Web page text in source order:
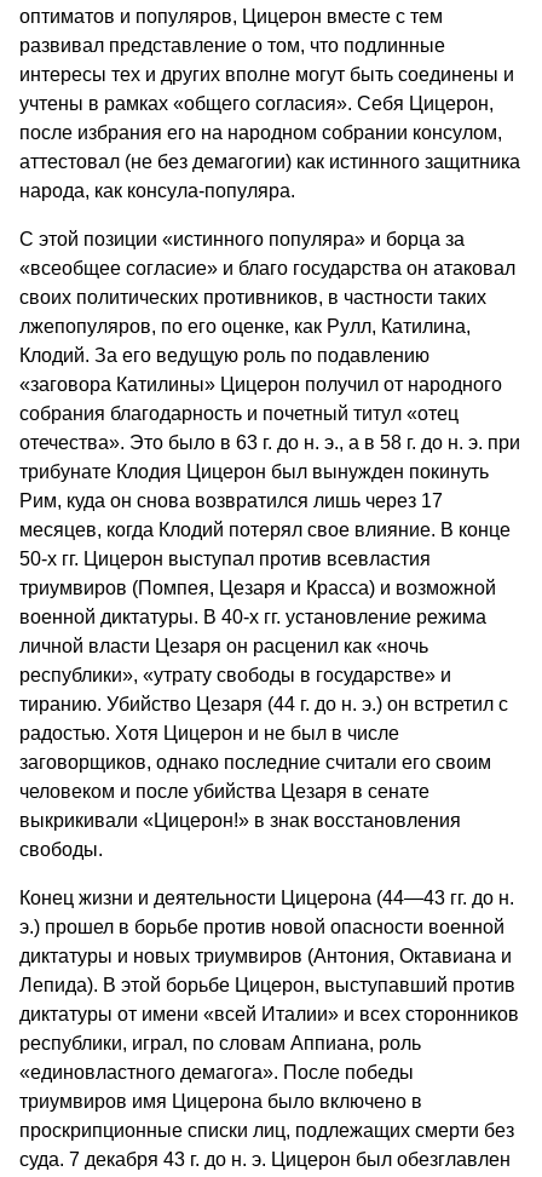
оптиматов и популяров, Цицерон вместе с тем
развивал представление о том, что подлинные
интересы тех и других вполне могут быть соединены и
учтены в рамках «общего согласия». Себя Цицерон,
после избрания его на народном собрании консулом,
аттестовал (не без демагогии) как истинного защитника
народа, как консула-популяра.
С этой позиции «истинного популяра» и борца за
«всеобщее согласие» и благо государства он атаковал
своих политических противников, в частности таких
лжепопуляров, по его оценке, как Рулл, Катилина,
Клодий. За его ведущую роль по подавлению
«заговора Катилины» Цицерон получил от народного
собрания благодарность и почетный титул «отец
отечества». Это было в 63 г. до н. э., а в 58 г. до н. э. при
трибунате Клодия Цицерон был вынужден покинуть
Рим, куда он снова возвратился лишь через 17
месяцев, когда Клодий потерял свое влияние. В конце
50-х гг. Цицерон выступал против всевластия
триумвиров (Помпея, Цезаря и Красса) и возможной
военной диктатуры. В 40-х гг. установление режима
личной власти Цезаря он расценил как «ночь
республики», «утрату свободы в государстве» и
тиранию. Убийство Цезаря (44 г. до н. э.) он встретил с
радостью. Хотя Цицерон и не был в числе
заговорщиков, однако последние считали его своим
человеком и после убийства Цезаря в сенате
выкрикивали «Цицерон!» в знак восстановления
свободы.
Конец жизни и деятельности Цицерона (44—43 гг. до н.
э.) прошел в борьбе против новой опасности военной
диктатуры и новых триумвиров (Антония, Октавиана и
Лепида). В этой борьбе Цицерон, выступавший против
диктатуры от имени «всей Италии» и всех сторонников
республики, играл, по словам Аппиана, роль
«единовластного демагога». После победы
триумвиров имя Цицерона было включено в
проскрипционные списки лиц, подлежащих смерти без
суда. 7 декабря 43 г. до н. э. Цицерон был обезглавлен